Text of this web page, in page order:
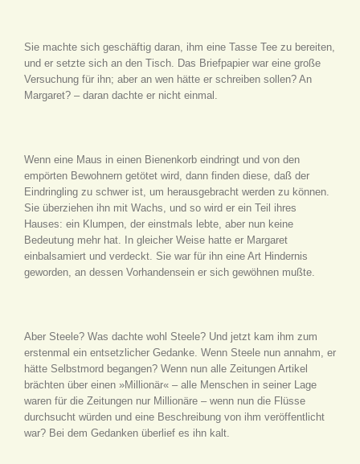
Sie machte sich geschäftig daran, ihm eine Tasse Tee zu bereiten,
und er setzte sich an den Tisch. Das Briefpapier war eine große
Versuchung für ihn; aber an wen hätte er schreiben sollen? An
Margaret? – daran dachte er nicht einmal.
Wenn eine Maus in einen Bienenkorb eindringt und von den
empörten Bewohnern getötet wird, dann finden diese, daß der
Eindringling zu schwer ist, um herausgebracht werden zu können.
Sie überziehen ihn mit Wachs, und so wird er ein Teil ihres
Hauses: ein Klumpen, der einstmals lebte, aber nun keine
Bedeutung mehr hat. In gleicher Weise hatte er Margaret
einbalsamiert und verdeckt. Sie war für ihn eine Art Hindernis
geworden, an dessen Vorhandensein er sich gewöhnen mußte.
Aber Steele? Was dachte wohl Steele? Und jetzt kam ihm zum
erstenmal ein entsetzlicher Gedanke. Wenn Steele nun annahm, er
hätte Selbstmord begangen? Wenn nun alle Zeitungen Artikel
brächten über einen »Millionär« – alle Menschen in seiner Lage
waren für die Zeitungen nur Millionäre – wenn nun die Flüsse
durchsucht würden und eine Beschreibung von ihm veröffentlicht
war? Bei dem Gedanken überlief es ihn kalt.